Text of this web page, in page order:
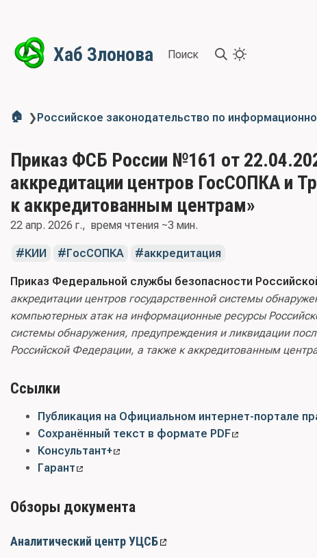
Хаб Злонова Поиск
🏠 ❯Российское законодательство по
Приказ ФСБ России №161 от
аккредитации центров ГосСОПКА и
к аккредитованным центрам»
22 апр. 2026 г. время чтения ~3 мин.
КИИ ГосСОПКА аккредитация
Приказ Федеральной службы безопасности
аккредитации центров государственной системы
компьютерных атак на информационные ресурсы
системы обнаружения, предупреждения и ликвидации
Российской Федерации, а также к аккредитованным
Ссылки
Публикация на Официальном интернет-портале
Сохранённый текст в формате PDF
Консультант+
Гарант
Обзоры документа
Аналитический центр УЦСБ